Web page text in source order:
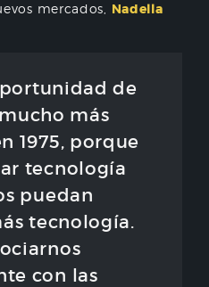
mercados, Nadella
de
más
1975, porque
tecnología
puedan
tecnología.
con las